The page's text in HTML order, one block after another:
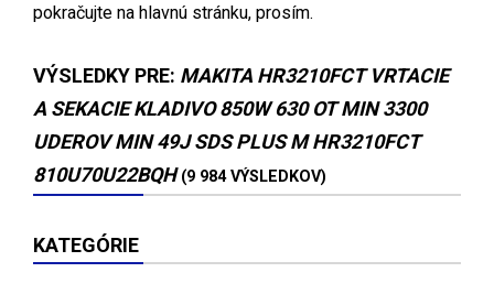
pokračujte na hlavnú stránku, prosím.
VÝSLEDKY PRE: MAKITA HR3210FCT VRTACIE
A SEKACIE KLADIVO 850W 630 OT MIN 3300
UDEROV MIN 49J SDS PLUS M HR3210FCT
810U70U22BQH (9 984 VÝSLEDKOV)
KATEGÓRIE